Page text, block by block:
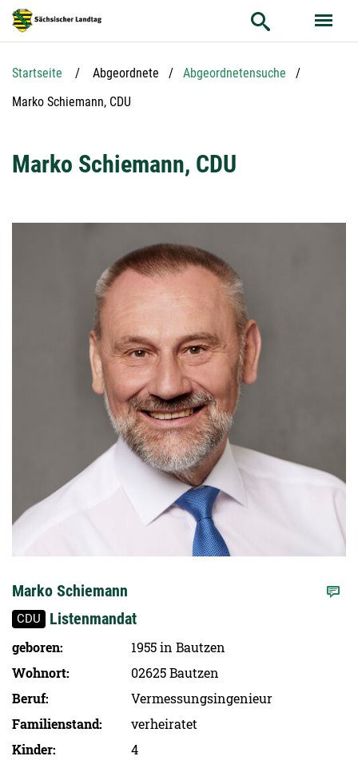
Hauptnavigation
Hauptinhalt
Service
Startseite Abgeordnete
Abgeordnetensuche
Aktuelle Seite:
Marko Schiemann, CDU
Marko Schiemann, CDU
Marko Schiemann
CDU Listenmandat
geboren
1955 in Bautzen
Wohnort
02625 Bautzen
Beruf
Vermessungsingenieur
Familien­stand
verheiratet
Kinder
4